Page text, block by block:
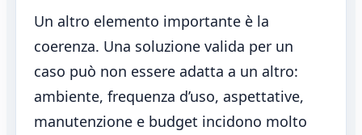
Un altro elemento importante è la
coerenza. Una soluzione valida per un
caso può non essere adatta a un altro:
ambiente, frequenza d’uso, aspettative,
manutenzione e budget incidono molto